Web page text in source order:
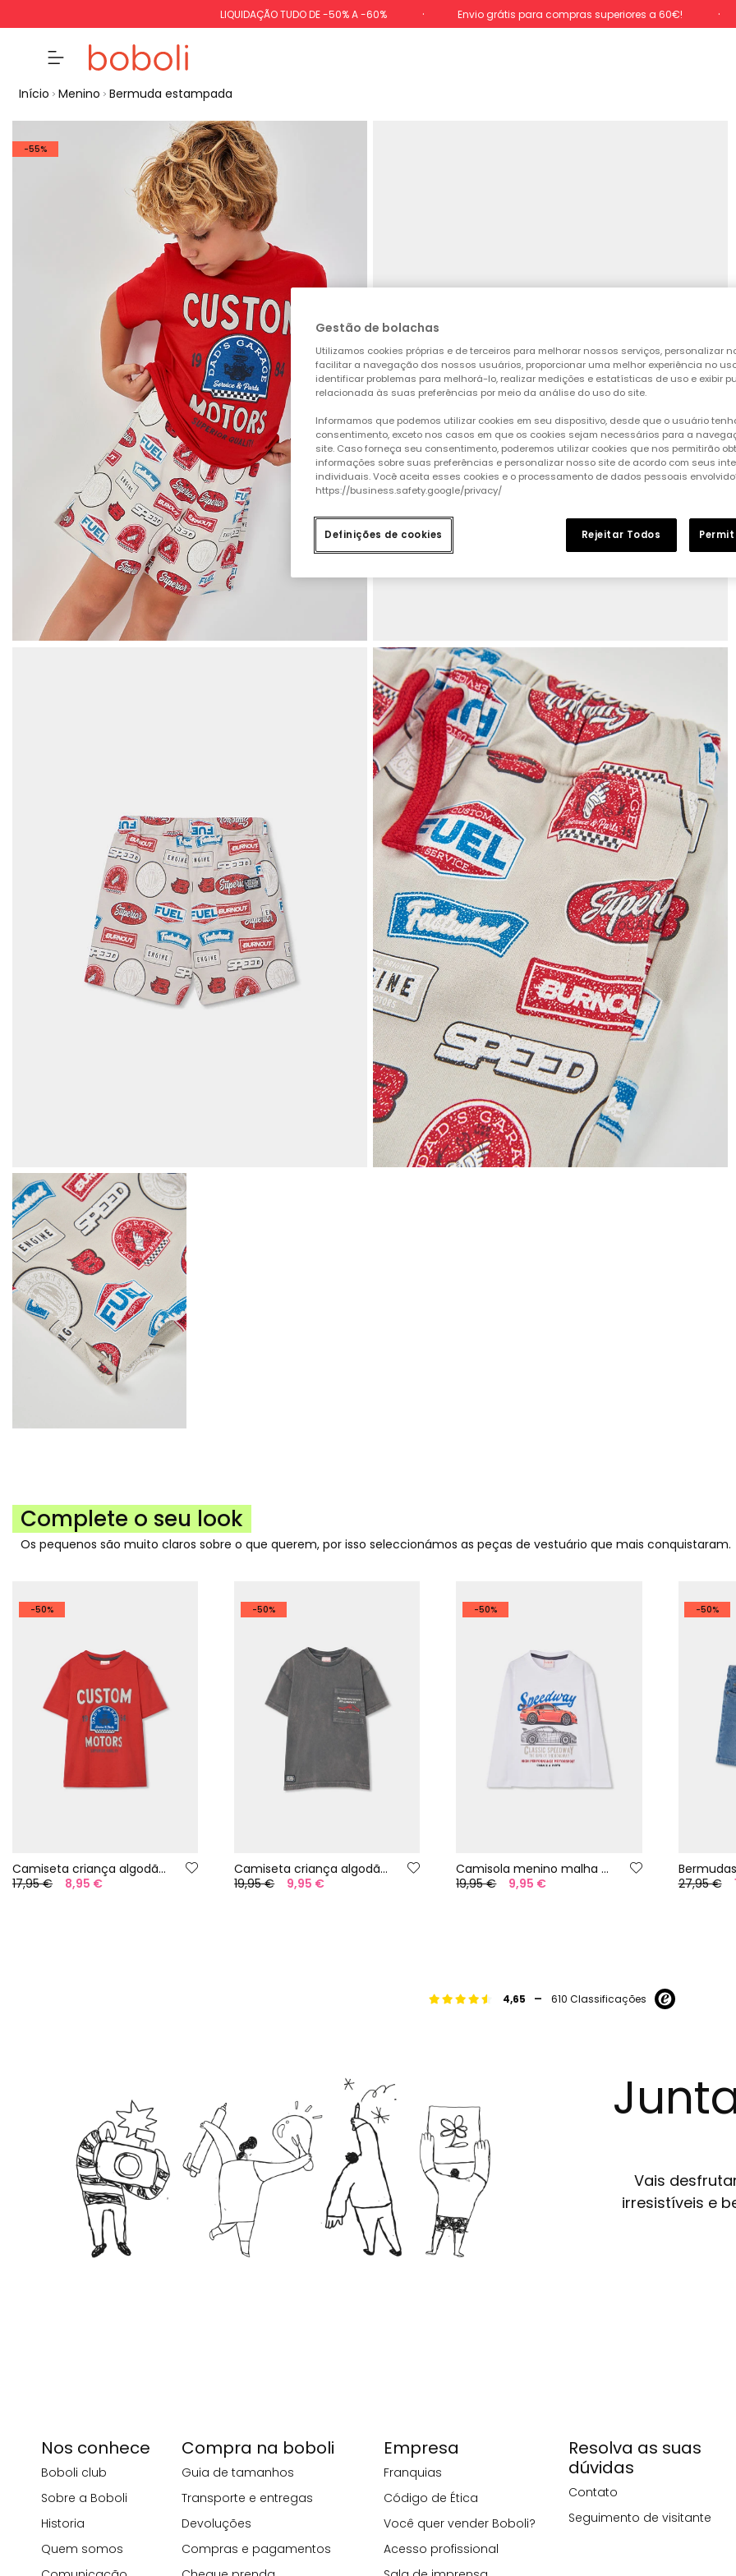
LIQUIDAÇÃO TUDO DE -50% A -60% Envio grátis para compras superiores a 60€!
Início Menino Bermuda estampada
-55%
Complete o seu look
Os pequenos são muito claros sobre o que querem, por isso seleccionámos as peças de vestuário que mais conquistaram.
-50%
Camiseta criança algodão grená
17,95 €
8,95 €
-50%
Camiseta criança algodão cinza
19,95 €
9,95 €
-50%
Camisola menino malha manga comprida algodão branco
19,95 €
9,95 €
-50%
27,95 €
4,65 - 610 Classificações
Vais
irresistíveis e
Nos conhece
Boboli club
Sobre a Boboli
Historia
Quem somos
Compra na boboli
Guia de tamanhos
Transporte e entregas
Devoluções
Compras e pagamentos
Empresa
Franquias
Código de Ética
Você quer vender Boboli?
Acesso profissional
Resolva as suas
dúvidas
Contato
Seguimento de visitante
Gestão de bolachas
Utilizamos cookies próprias e de terceiros para melhorar nossos serviços, personalizar
facilitar a navegação dos nossos usuários, proporcionar uma melhor experiência no
identificar problemas para melhorá-lo, realizar medições e estatísticas de uso e exibir
relacionada às suas preferências por meio da análise do uso do site.
Informamos que podemos utilizar cookies em seu dispositivo, desde que o usuário
consentimento, exceto nos casos em que os cookies sejam necessários para a
site. Caso forneça seu consentimento, poderemos utilizar cookies que nos permitirão
informações sobre suas preferências e personalizar nosso site de acordo com seus
individuais. Você aceita esses cookies e o processamento de dados pessoais
https://business.safety.google/privacy/
Definições de cookies Rejeitar Todos